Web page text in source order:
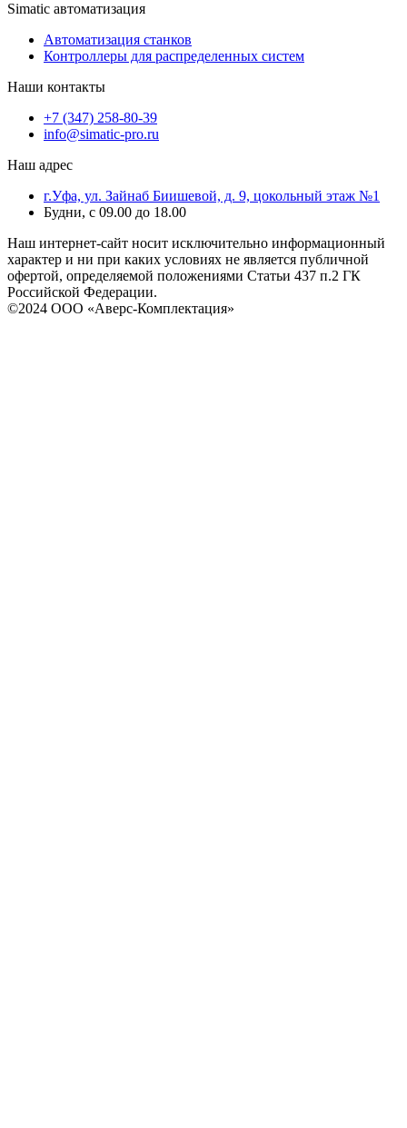
Simatic автоматизация
Автоматизация станков
Контроллеры для распределенных систем
Наши контакты
+7 (347) 258-80-39
info@simatic-pro.ru
Наш адрес
г.Уфа, ул. Зайнаб Биишевой, д. 9, цокольный этаж №1
Будни, с 09.00 до 18.00
Наш интернет-сайт носит исключительно информационный
характер и ни при каких условиях не является публичной
офертой, определяемой положениями Статьи 437 п.2 ГК
Российской Федерации.
©2024 ООО «Аверс-Комплектация»